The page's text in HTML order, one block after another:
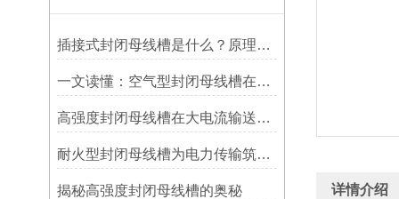
插接式封闭母线槽是什么？原理与核心优势解析
一文读懂：空气型封闭母线槽在厂房配电中的应用优势
高强度封闭母线槽在大电流输送中的优势
耐火型封闭母线槽为电力传输筑牢安全“防火墙”
揭秘高强度封闭母线槽的奥秘 详情介绍